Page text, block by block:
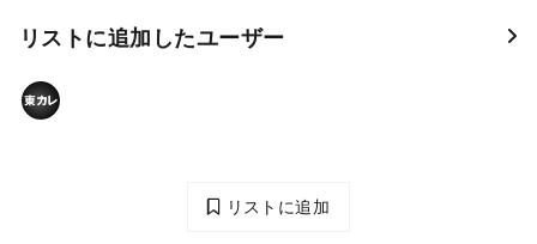
リストに追加したユーザー
リストに追加